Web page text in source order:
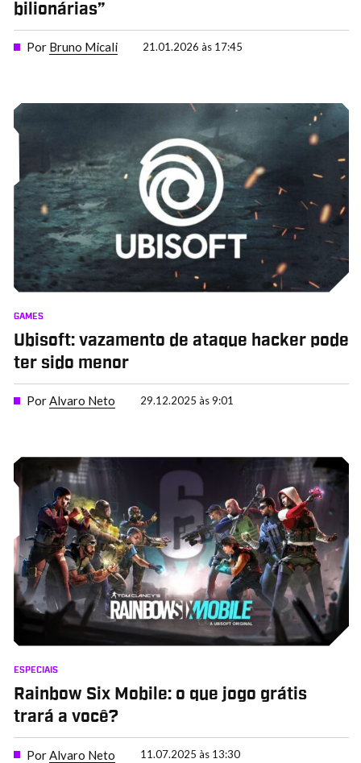
bilionárias”
Por Bruno Micali 21.01.2026 às 17:45
GAMES
Ubisoft: vazamento de ataque hacker pode
ter sido menor
PorAlvaro Neto 29.12.2025 às 9:01
ESPECIAIS
Rainbow Six Mobile: o que jogo grátis
trará a você?
Por Alvaro Neto 11.07.2025 às 13:30